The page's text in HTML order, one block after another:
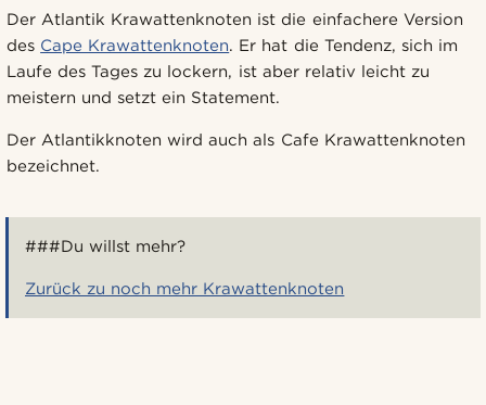
Der Atlantik Krawattenknoten ist die einfachere Version
des Cape Krawattenknoten. Er hat die Tendenz, sich im
Laufe des Tages zu lockern, ist aber relativ leicht zu
meistern und setzt ein Statement.
Der Atlantikknoten wird auch als Cafe Krawattenknoten
bezeichnet.
###Du willst mehr?
Zurück zu noch mehr Krawattenknoten